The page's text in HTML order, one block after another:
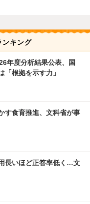
ンキング
年度分析結果公表、国
「根拠を示す力」
す食育推進、文科省が事
長いほど正答率低く…文